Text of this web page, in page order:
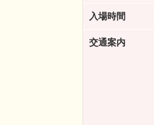
入場時間
交通案内